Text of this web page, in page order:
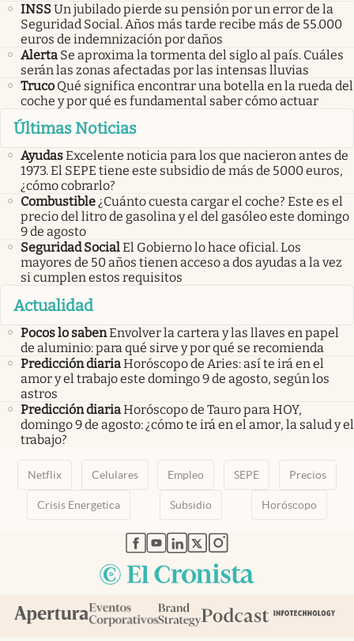
INSSUn jubilado pierde su pensión por un error de la
Seguridad Social. Años más tarde recibe más de 55.000
euros de indemnización por daños
Alerta Se aproxima la tormenta del siglo al país. Cuáles
serán las zonas afectadas por las intensas lluvias
Truco Qué significa encontrar una botella en la rueda del
coche y por qué es fundamental saber cómo actuar
Últimas Noticias
AyudasExcelente noticia para los que nacieron antes de
1973. El SEPE tiene este subsidio de más de 5000 euros,
¿cómo cobrarlo?
Combustible¿Cuánto cuesta cargar el coche? Este es el
precio del litro de gasolina y el del gasóleo este domingo
9 de agosto
Seguridad SocialEl Gobierno lo hace oficial. Los
mayores de 50 años tienen acceso a dos ayudas a la vez
si cumplen estos requisitos
Actualidad
Pocos lo sabenEnvolver la cartera y las llaves en papel
de aluminio: para qué sirve y por qué se recomienda
Predicción diariaHoróscopo de Aries: así te irá en el
amor y el trabajo este domingo 9 de agosto, según los
astros
Predicción diariaHoróscopo de Tauro para HOY,
domingo 9 de agosto: ¿cómo te irá en el amor, la salud y el
trabajo?
Netflix Celulares Empleo SEPE Precios
Crisis Energetica Subsidio Horóscopo
abre en nueva pestaña
abre en nueva pestaña
abre en nueva pestaña
abre en nueva pestaña
abre en nueva pestaña